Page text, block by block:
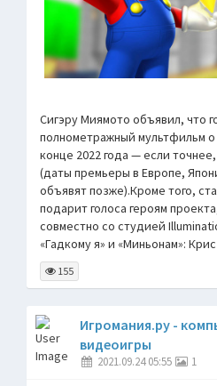
Сигэру Миямото объявил, что
полнометражный мультфильм
конце 2022 года — если
(даты премьеры в Европе,
объявят позже).Кроме того,
подарит голоса героям
совместно со студией
«Гадкому я» и «Миньонам»:
155
Игромания.ру -
видеоигры
2021.09.24 05:55 1